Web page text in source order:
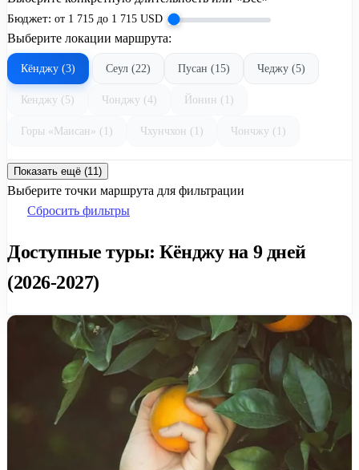
Бюджет: от 1 715 до 1 715 USD
Выберите локации маршрута:
Кёнджу (3) Сеул (22) Пусан (15) Чеджу (5)
Кенджу (5) Чонджу (4) Йонин (1)
Горы «Маисан» (1) Чхунчхон (1) Чончжу (1)
Показать ещё (11)
Выберите точки маршрута для фильтрации
Сбросить фильтры
Доступные туры: Кёнджу на 9 дней
(2026-2027)